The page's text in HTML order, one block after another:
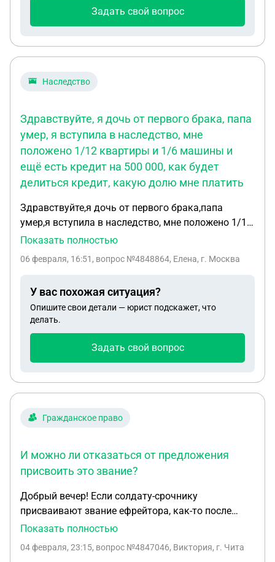
став собственником по завещанию моей 1/2 доли,
распорядиться ей по своему усмотрению, не
завещании?
Задать свой вопрос
Наследство
Здравствуйте, я дочь от первого брака, папа
умер, я вступила в наследство, мне
положено 1/12 квартиры и 1/6 машины и
ещё есть кредит на 500 000, как будет
делиться кредит, какую долю мне платить
Здравствуйте,я дочь от первого брака,папа
умер,я вступила в наследство, мне положено 1/12
квартиры и 1/6 машины и ещё есть кредит на 500
платить. И ещё вопрос, когда квартира делится ,
половина делется между женой и детьми а
кредит она делит на три части (жена ,я , и их
совместная дочь) , это правильно,что квартира
Показать полностью
06 февраля, 16:51 , вопрос №4848864, Елена, г. Москва
У вас похожая ситуация?
Опишите свои детали — юрист подскажет, что
делать.
Задать свой вопрос
Гражданское право
И можно ли отказаться от предложения
присвоить это звание?
Добрый вечер! Если солдату-срочнику
присваивают звание ефрейтора, как-то после
срочной службы это может негативно отразиться
призовут в числе первых; будет "преимущество"
Показать полностью
04 февраля, 23:15, вопрос №4847046, Виктория, г. Чита